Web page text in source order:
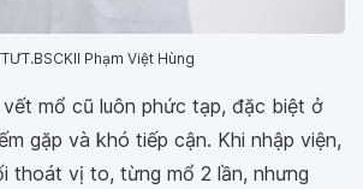
Phạm Việt Hùng
mổ cũ luôn phức tạp, đặc biệt ở
gặp và khó tiếp cận. Khi nhập viện,
thoát vị to, từng mổ 2 lần, nhưng